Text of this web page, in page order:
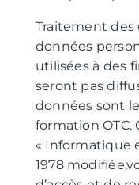
Traitement des
données
utilisées à des
seront pas
données sont
formation OTC.
« Informatique
1978